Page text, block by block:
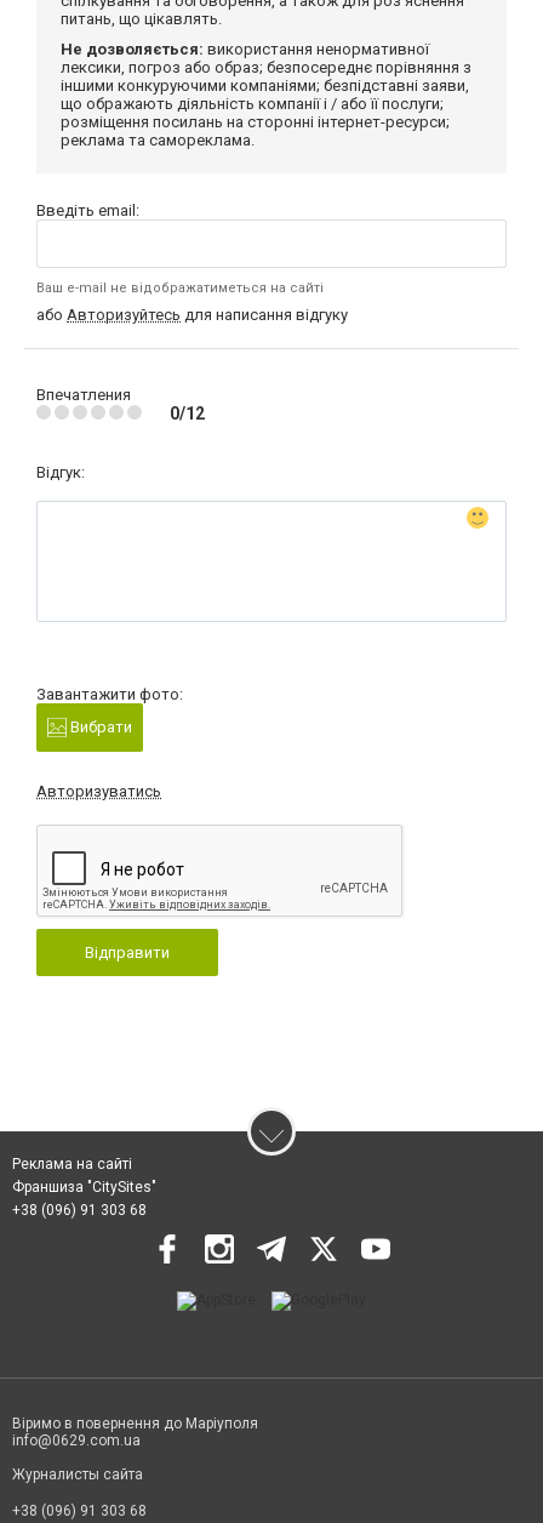
питань, що цікавлять.
Не дозволяється: використання ненормативної
лексики, погроз або образ; безпосереднє порівняння з
іншими конкуруючими компаніями; безпідставні заяви,
що ображають діяльність компанії і / або її послуги;
розміщення посилань на сторонні інтернет-ресурси;
реклама та самореклама.
Введіть email:
Ваш e-mail не відображатиметься на сайті
або Авторизуйтесь для написання відгуку
Впечатления
0/12
Відгук:
Завантажити фото:
Вибрати
Авторизуватись
Відправити
Реклама на сайті
Франшиза "CitySites"
+38 (096) 91 303 68
Віримо в повернення до Маріуполя
info@0629.com.ua
Журналисты сайта
+38 (096) 91 303 68